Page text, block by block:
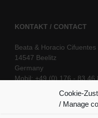
Cookie-
/ Manage
KONTAKT / CONTACT
Beata & Horacio Cifuentes
14547 Beelitz
Germany
Mobil: +49 (0) 176 - 83 46